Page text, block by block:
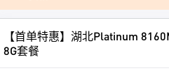
【首单特惠】湖北Platinum
8G套餐